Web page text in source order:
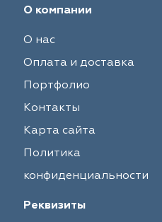
О компании
О нас
Оплата и доставка
Портфолио
Контакты
Карта сайта
Политика
конфиденциальности
Реквизиты